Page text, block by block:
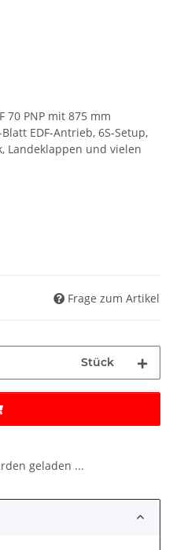
70 PNP mit 875 mm
EDF-Antrieb, 6S-Setup,
Landeklappen und vielen
Frage zum Artikel
Stück
geladen ...